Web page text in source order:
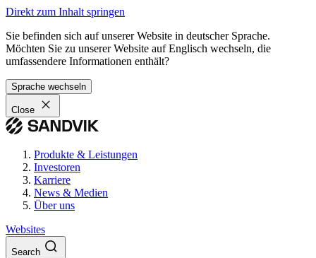
Direkt zum Inhalt springen
Sie befinden sich auf unserer Website in deutscher Sprache.
Möchten Sie zu unserer Website auf Englisch wechseln, die
umfassendere Informationen enthält?
Sprache wechseln
Close
Produkte & Leistungen
Investoren
Karriere
News & Medien
Über uns
Websites
Search